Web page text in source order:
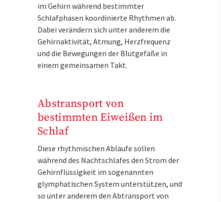
im Gehirn während bestimmter
Schlafphasen koordinierte Rhythmen ab.
Dabei verändern sich unter anderem die
Gehirnaktivität, Atmung, Herzfrequenz
und die Bewegungen der Blutgefäße in
einem gemeinsamen Takt.
Abstransport von
bestimmten Eiweißen im
Schlaf
Diese rhythmischen Abläufe sollen
während des Nachtschlafes den Strom der
Gehirnflüssigkeit im sogenannten
glymphatischen System unterstützen, und
so unter anderem den Abtransport von